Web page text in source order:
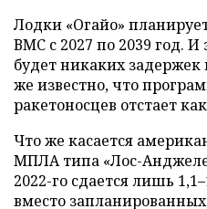
Лодки «Огайо»
ВМС с 2027 по 2039 год. И
будет никаких задержек
же известно, что
ракетоносцев отстает
Что же касается
МПЛА типа «Лос-
2022-го сдается лишь
вместо